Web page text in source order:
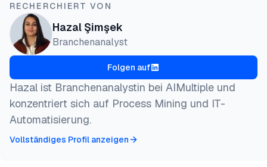
RECHERCHIERT VON
Hazal Şimşek
Branchenanalyst
Folgen auf
Hazal ist Branchenanalystin bei AIMultiple und
konzentriert sich auf Process Mining und IT-
Automatisierung.
Vollständiges Profil anzeigen